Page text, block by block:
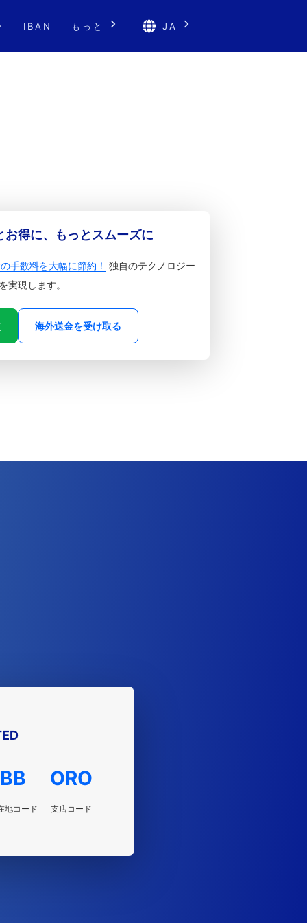
IBAN もっと JA
得に、もっとスムーズに
手数料を大幅に節約！ 独自のテクノロジー
実現します。
海外送金を受け取る
BB
地コード
ORO
支店コード